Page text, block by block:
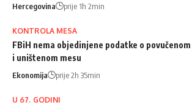
Hercegovina prije 1h 2min
KONTROLA MESA
FBiH nema objedinjene podatke o povučenom
i uništenom mesu
Ekonomija prije 2h 35min
U 67. GODINI